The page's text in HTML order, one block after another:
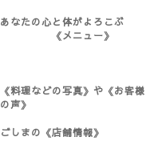
あなたの心と体がよろこぶ
《メニュー》
《料理などの写真》や《お客様
の声》
ごしまの《店舗情報》